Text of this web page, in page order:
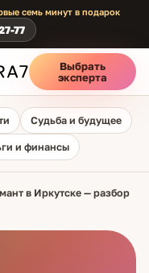
семь минут в подарок
77
Выбрать
эксперта
Судьба и будущее
и финансы
в Иркутске — разбор